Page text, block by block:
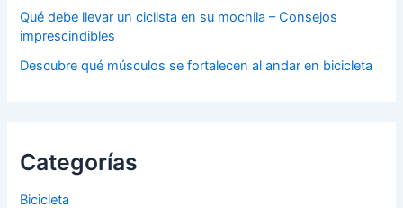
Qué debe llevar un ciclista en su mochila – Consejos
imprescindibles
Descubre qué músculos se fortalecen al andar en bicicleta
Categorías
Bicicleta